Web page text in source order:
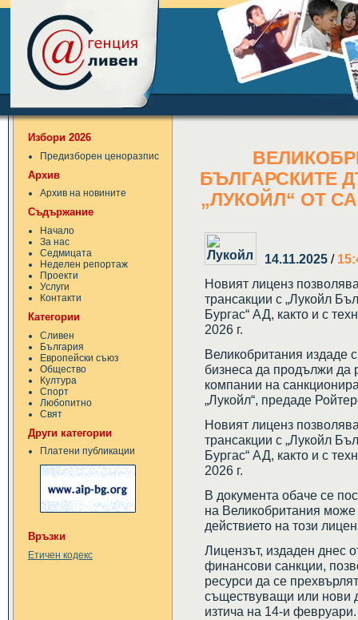
Избори 2026
Предизборен ценоразпис
Архив
Архив на новините
Съдържание
Начало
За нас
Седмицата
Неделен репортаж
Проекти
Услуги
Контакти
Категории
Сливен
България
Европейски съюз
Общество
Култура
Спорт
Любопитно
Свят
Други категории
Платени публикации
Връзки
Етичен кодекс
БЪЛГАРСКИТЕ
„ЛУКОЙЛ“ ОТ
14.11.2025 /
Новият лиценз
трансакции с „Лукойл
Бургас“ АД, както и с
2026 г.
Великобритания издаде
бизнеса да продължи да
компании на
„Лукойл“, предаде
Новият лиценз
трансакции с „Лукойл
Бургас“ АД, както и с
2026 г.
В документа обаче се
на Великобритания
действието на този
Лицензът, издаден днес
финансови санкции,
ресурси да се
съществуващи или нови
изтича на 14-и февруари.